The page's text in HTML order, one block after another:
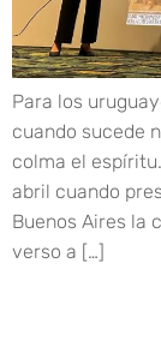
Para los
cuando sucede
colma el
abril cuando
Buenos Aires la
verso a […]